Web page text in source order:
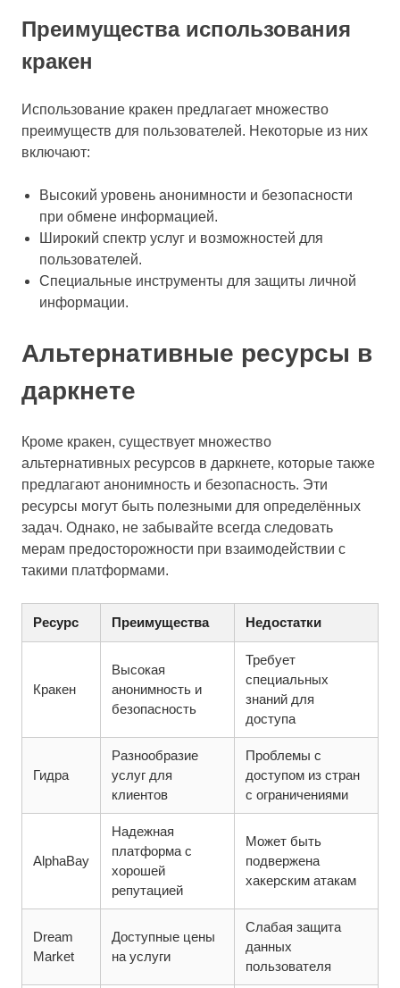
Преимущества использования
кракен
Использование кракен предлагает множество
преимуществ для пользователей. Некоторые из них
включают:
Высокий уровень анонимности и безопасности
при обмене информацией.
Широкий спектр услуг и возможностей для
пользователей.
Специальные инструменты для защиты личной
информации.
Альтернативные ресурсы в
даркнете
Кроме кракен, существует множество
альтернативных ресурсов в даркнете, которые также
предлагают анонимность и безопасность. Эти
ресурсы могут быть полезными для определённых
задач. Однако, не забывайте всегда следовать
мерам предосторожности при взаимодействии с
такими платформами.
Ресурс Преимущества Недостатки
Кракен
Высокая
анонимность и
безопасность
Требует
специальных
знаний для
доступа
Гидра
Разнообразие
услуг для
клиентов
Проблемы с
доступом из стран
с ограничениями
AlphaBay
Надежная
платформа с
хорошей
репутацией
Может быть
подвержена
хакерским атакам
Dream
Market
Доступные цены
на услуги
Слабая защита
данных
пользователя